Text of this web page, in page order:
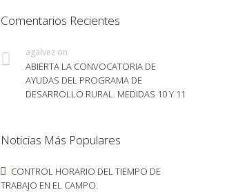
Comentarios Recientes
agalvezon
ABIERTA LA CONVOCATORIA DE
AYUDAS DEL PROGRAMA DE
DESARROLLO RURAL. MEDIDAS 10 Y 11
Noticias Más Populares
CONTROL HORARIO DEL TIEMPO DE
TRABAJO EN EL CAMPO.